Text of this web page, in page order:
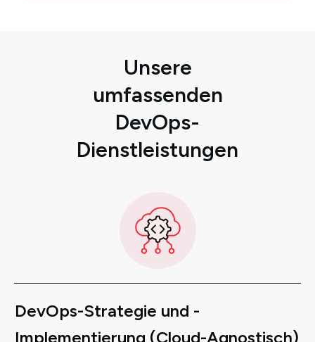
Unsere
umfassenden
DevOps-
Dienstleistungen
DevOps-Strategie und -
Implementierung (Cloud-Agnostisch)